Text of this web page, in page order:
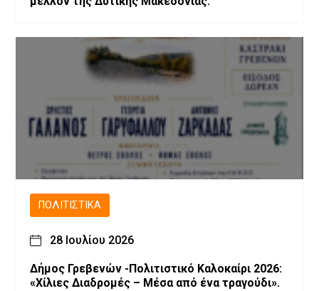
ΠΟΛΙΤΙΣΤΙΚΆ
28 Ιουλίου 2026
Δήμος Γρεβενών -Πολιτιστικό Καλοκαίρι 2026:
«Χίλιες Διαδρομές – Μέσα από ένα τραγούδι».